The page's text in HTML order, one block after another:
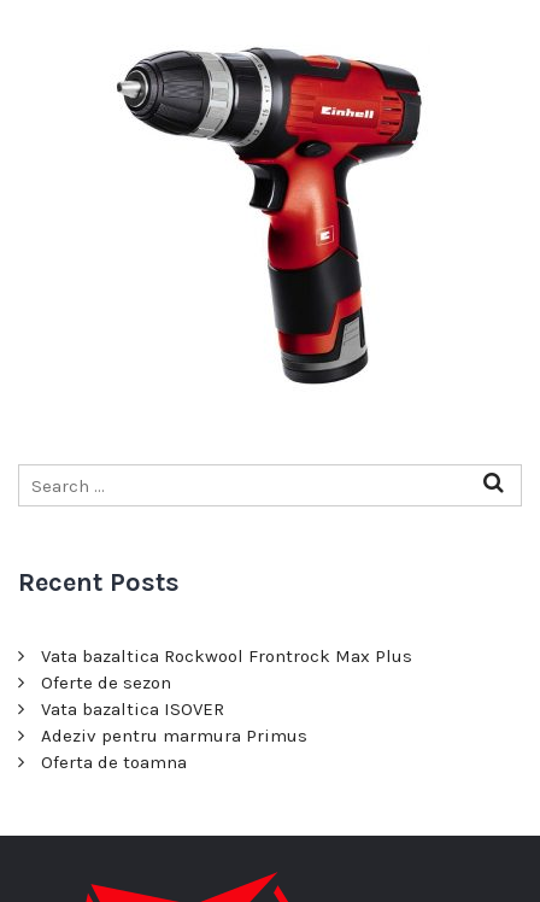
Recent Posts
Vata bazaltica Rockwool Frontrock Max Plus
Oferte de sezon
Vata bazaltica ISOVER
Adeziv pentru marmura Primus
Oferta de toamna